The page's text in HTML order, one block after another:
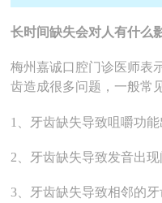
长时间缺失会对人有什么
梅州嘉诚口腔门诊医师表
齿造成很多问题，一般常
1、牙齿缺失导致咀嚼功能
2、牙齿缺失导致发音出现
3、牙齿缺失导致相邻的